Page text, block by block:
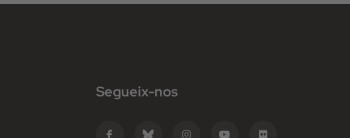
Segueix-nos